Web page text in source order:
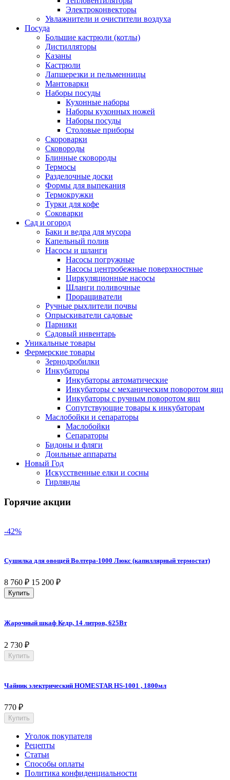
Электроконвекторы
Увлажнители и очистители воздуха
Посуда
Большие кастрюли (котлы)
Дистилляторы
Казаны
Кастрюли
Лапшерезки и пельменницы
Мантоварки
Наборы посуды
Кухонные наборы
Наборы кухонных ножей
Наборы посуды
Столовые приборы
Скороварки
Сковороды
Блинные сковороды
Термосы
Разделочные доски
Формы для выпекания
Термокружки
Турки для кофе
Соковарки
Сад и огород
Баки и ведра для мусора
Капельный полив
Насосы и шланги
Насосы погружные
Насосы центробежные поверхностные
Циркуляционные насосы
Шланги поливочные
Проращиватели
Ручные рыхлители почвы
Опрыскиватели садовые
Парники
Садовый инвентарь
Уникальные товары
Фермерские товары
Зернодробилки
Инкубаторы
Инкубаторы автоматические
Инкубаторы с механическим поворотом яиц
Инкубаторы с ручным поворотом яиц
Сопутствующие товары к инкубаторам
Маслобойки и сепараторы
Маслобойки
Сепараторы
Бидоны и фляги
Доильные аппараты
Новый Год
Искусственные елки и сосны
Гирлянды
Горячие акции
-42%
Сушилка для овощей Волтера-1000 Люкс (капиллярный термостат)
8 760 ₽ 15 200 ₽
Купить
Жарочный шкаф Кедр, 14 литров, 625Вт
2 730 ₽
Купить
Чайник электрический HOMESTAR HS-1001 , 1800мл
770 ₽
Купить
Уголок покупателя
Рецепты
Статьи
Способы оплаты
Политика конфиденциальности